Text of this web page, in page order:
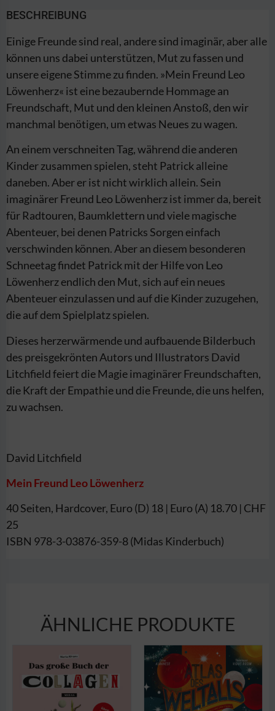
BESCHREIBUNG
Einige Freunde sind real, andere sind imaginär, aber alle
können uns dabei unterstützen, Mut zu fassen und
unsere eigene Stimme zu finden. »Mein Freund Leo
Löwenherz« ist eine bezaubernde Hommage an
Freundschaft, Mut und den kleinen Anstoß, den wir
manchmal benötigen, um etwas Neues zu wagen.
An einem verschneiten Tag, während die anderen
Kinder zusammen spielen, steht Patrick alleine
daneben. Aber er ist nicht wirklich allein. Sein
imaginärer Freund Leo Löwenherz ist immer da, bereit
für Radtouren, Baumklettern und viele magische
Abenteuer, bei denen Patricks Sorgen einfach
verschwinden können. Aber an diesem besonderen
Schneetag findet Patrick mit der Hilfe von Leo
Löwenherz endlich den Mut, sich auf ein neues
Abenteuer einzulassen und auf die Kinder zuzugehen,
die auf dem Spielplatz spielen.
Dieses herzerwärmende und aufbauende Bilderbuch
des preisgekrönten Autors und Illustrators David
Litchfield feiert die Magie imaginärer Freundschaften,
die Kraft der Empathie und die Freunde, die uns helfen,
zu wachsen.
David Litchfield
Mein Freund Leo Löwenherz
40 Seiten, Hardcover, Euro (D) 18 | Euro (A) 18.70 | CHF
25
ISBN 978-3-03876-359-8 (Midas Kinderbuch)
ÄHNLICHE PRODUKTE